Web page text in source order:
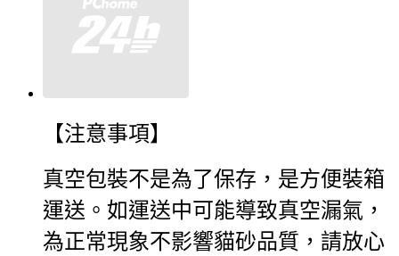
【注意事項】
真空包裝不是為了保存，是方便裝箱
運送。如運送中可能導致真空漏氣，
為正常現象不影響貓砂品質，請放心